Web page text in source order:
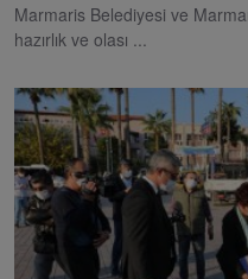
Marmaris Belediyesi ve
hazırlık ve olası ...